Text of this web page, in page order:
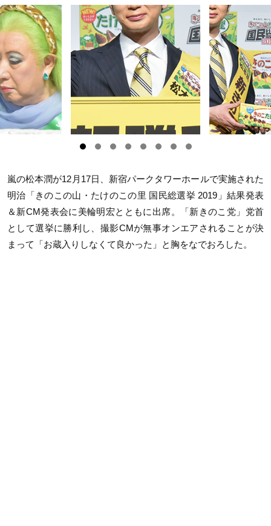
嵐の松本潤が12月17日、新宿パークタワーホールで実施された
明治「きのこの山・たけのこの里 国民総選挙 2019」結果発表
＆新CM発表会に美輪明宏とともに出席。「新きのこ党」党首
として選挙に勝利し、撮影CMが無事オンエアされることが決
まって「お蔵入りしなくて良かった」と胸をなでおろした。